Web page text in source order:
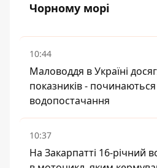
Чорному морі
10:44
Маловоддя в Україні
показників -
водопостачання
10:37
На Закарпатті 16-річний